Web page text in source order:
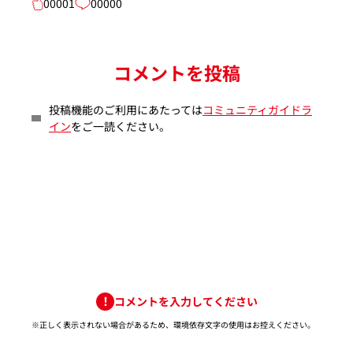
コメントを投稿
投稿機能のご利用にあたってはコミュニティガイドラ
インをご一読ください。
コメントを入力してください
※正しく表示されない場合があるため、環境依存文字の使用はお控えください。​